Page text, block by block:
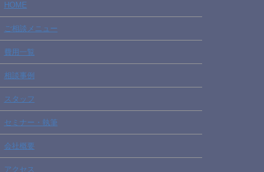
HOME
ご相談メニュー
費用一覧
相談事例
スタッフ
セミナー・執筆
会社概要
アクセス